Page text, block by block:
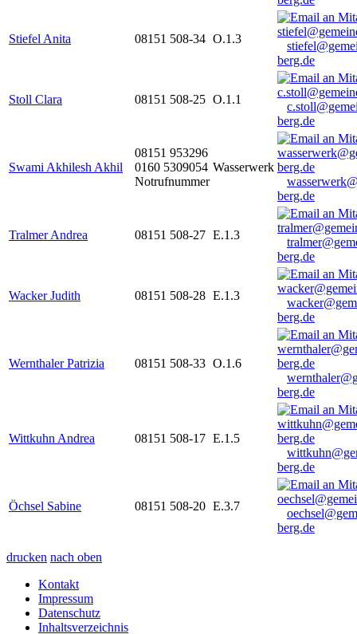
Stiefel Anita 08151 508-34 O.1.3
berg.de
Stoll Clara 08151 508-25 O.1.1
berg.de
Swami Akhilesh Akhil
08151 953296
0160 5309054
Notrufnummer
Wasserwerk
berg.de
Tralmer Andrea 08151 508-27 E.1.3
berg.de
Wacker Judith 08151 508-28 E.1.3
berg.de
Wernthaler Patrizia 08151 508-33 O.1.6
berg.de
Wittkuhn Andrea 08151 508-17 E.1.5
berg.de
Öchsel Sabine 08151 508-20 E.3.7
berg.de
drucken nach oben
Kontakt
Impressum
Datenschutz
Inhaltsverzeichnis